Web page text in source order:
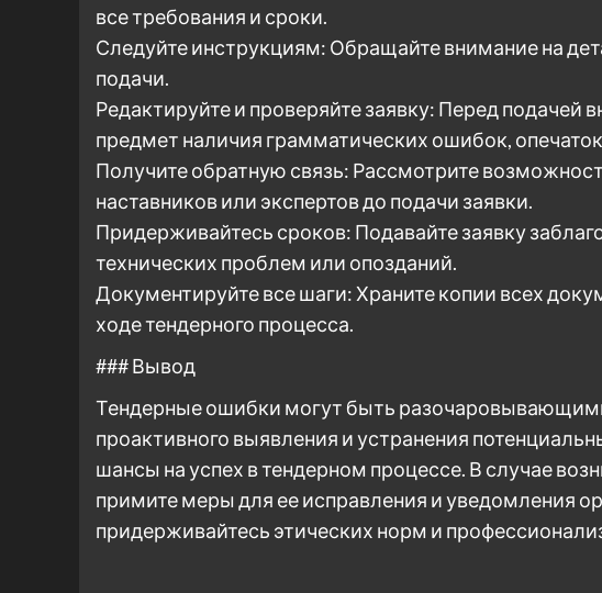
все требования и сроки.
Следуйте инструкциям: Обращайте внимание на
подачи.
Редактируйте и проверяйте заявку: Перед подачей
предмет наличия грамматических ошибок,
Получите обратную связь: Рассмотрите
наставников или экспертов до подачи заявки.
Придерживайтесь сроков: Подавайте заявку
технических проблем или опозданий.
Документируйте все шаги: Храните копии всех
ходе тендерного процесса.
### Вывод
Тендерные ошибки могут быть
проактивного выявления и устранения
шансы на успех в тендерном процессе. В случае
примите меры для ее исправления и уведомления
придерживайтесь этических норм и